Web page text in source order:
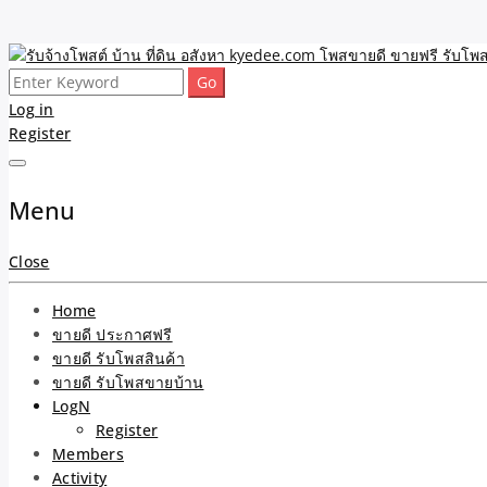
Skip
to
content
รับจ้างโพสต์ บ้าน ที่ดิน อสั
และบริการ
ขายดี โพสประกาศขายสินค้าฟรี บ้าน ที่ดิน อสังหา รับโพสต์ประกาศขาย
Search
for:
Log in
Register
Menu
Close
Home
ขายดี ประกาศฟรี
ขายดี รับโพสสินค้า
ขายดี รับโพสขายบ้าน
LogN
Register
Members
Activity